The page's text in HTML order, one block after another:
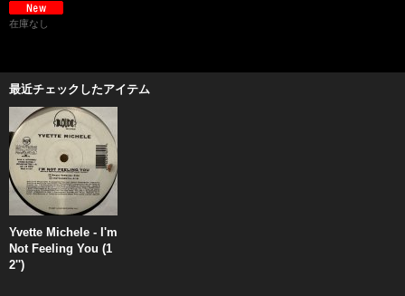
在庫なし
最近チェックしたアイテム
Yvette Michele - I'm
Not Feeling You (1
2'')